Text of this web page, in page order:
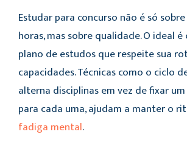
Estudar para concurso não é só
horas, mas sobre qualidade. O ideal
plano de estudos que respeite sua
capacidades. Técnicas como o ciclo
alterna disciplinas em vez de fixar
para cada uma, ajudam a manter o
fadiga mental.